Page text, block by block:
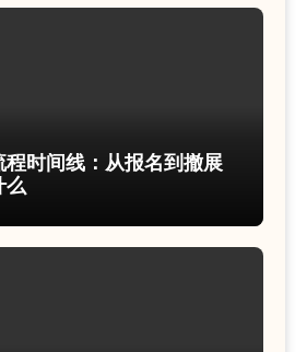
程时间线：从报名到撤展
么